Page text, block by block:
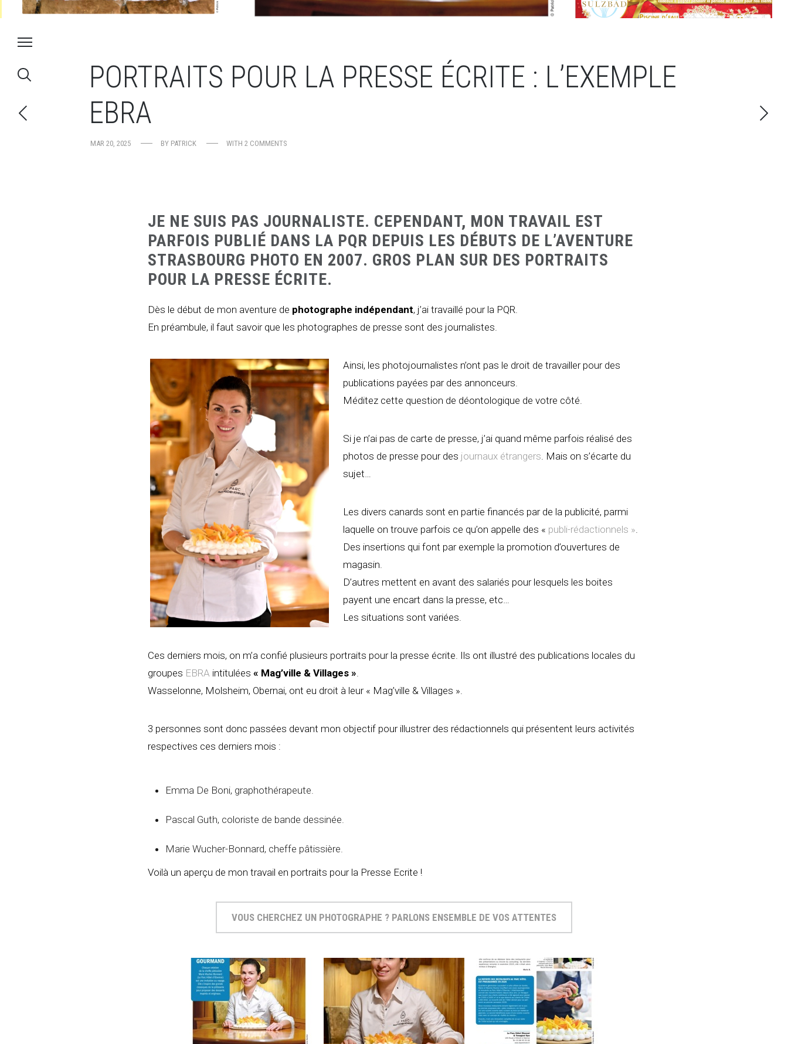
PORTRAITS POUR LA PRESSE ÉCRITE : L’EXEMPLE
EBRA
MAR 20, 2025 BY PATRICK WITH 2 COMMENTS
JE NE SUIS PAS JOURNALISTE. CEPENDANT, MON TRAVAIL EST
PARFOIS PUBLIÉ DANS LA PQR DEPUIS LES DÉBUTS DE L’AVENTURE
STRASBOURG PHOTO EN 2007. GROS PLAN SUR DES PORTRAITS
POUR LA PRESSE ÉCRITE.
Dès le début de mon aventure de photographe indépendant, j’ai travaillé pour la PQR.
En préambule, il faut savoir que les photographes de presse sont des journalistes.
Ainsi, les photojournalistes n’ont pas le droit de travailler pour des
publications payées par des annonceurs.
Méditez cette question de déontologique de votre côté.
Si je n’ai pas de carte de presse, j’ai quand même parfois réalisé des
photos de presse pour des journaux étrangers. Mais on s’écarte du
sujet…
Les divers canards sont en partie financés par de la publicité, parmi
laquelle on trouve parfois ce qu’on appelle des « publi-rédactionnels ».
Des insertions qui font par exemple la promotion d’ouvertures de
magasin.
D’autres mettent en avant des salariés pour lesquels les boites
payent une encart dans la presse, etc…
Les situations sont variées.
Ces derniers mois, on m’a confié plusieurs portraits pour la presse écrite. Ils ont illustré des publications locales du
groupes EBRA intitulées « Mag’ville & Villages ».
Wasselonne, Molsheim, Obernai, ont eu droit à leur « Mag’ville & Villages ».
3 personnes sont donc passées devant mon objectif pour illustrer des rédactionnels qui présentent leurs activités
respectives ces derniers mois :
Emma De Boni, graphothérapeute.
Pascal Guth, coloriste de bande dessinée.
Marie Wucher-Bonnard, cheffe pâtissière.
Voilà un aperçu de mon travail en portraits pour la Presse Ecrite !
VOUS CHERCHEZ UN PHOTOGRAPHE ? PARLONS ENSEMBLE DE VOS ATTENTES